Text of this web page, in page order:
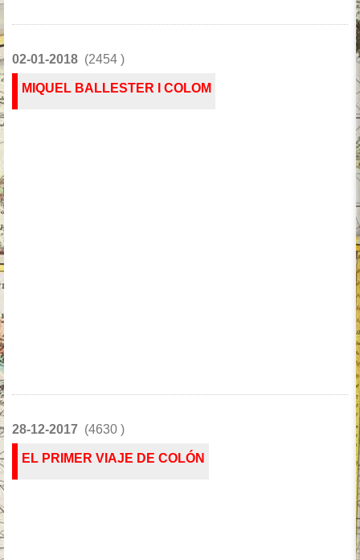
02-01-2018 (2454 )
MIQUEL BALLESTER I COLOM
28-12-2017 (4630 )
EL PRIMER VIAJE DE COLÓN